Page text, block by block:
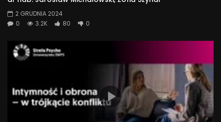
2 GRUDNIA 2024
0
3.2K 80 0